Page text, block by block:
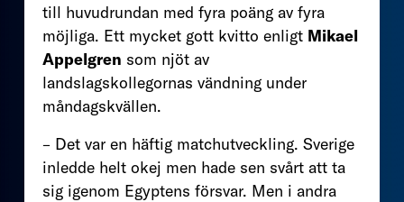
till huvudrundan med fyra poäng av fyra
möjliga. Ett mycket gott kvitto enligt Mikael
Appelgren som njöt av
landslagskollegornas vändning under
måndagskvällen.
– Det var en häftig matchutveckling. Sverige
inledde helt okej men hade sen svårt att ta
sig igenom Egyptens försvar. Men i andra